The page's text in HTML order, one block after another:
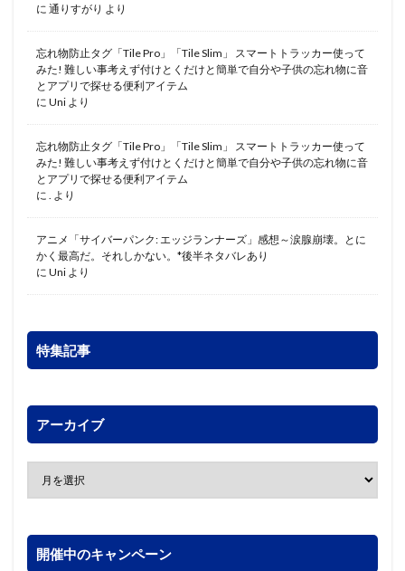
に 通りすがり より
忘れ物防止タグ「Tile Pro」「Tile Slim」 スマートトラッカー使って
みた! 難しい事考えず付けとくだけと簡単で自分や子供の忘れ物に音
とアプリで探せる便利アイテム
に Uni より
忘れ物防止タグ「Tile Pro」「Tile Slim」 スマートトラッカー使って
みた! 難しい事考えず付けとくだけと簡単で自分や子供の忘れ物に音
とアプリで探せる便利アイテム
に
より
アニメ「サイバーパンク: エッジランナーズ」感想～涙腺崩壊。とに
かく最高だ。それしかない。*後半ネタバレあり
に Uni より
特集記事
アーカイブ
開催中のキャンペーン